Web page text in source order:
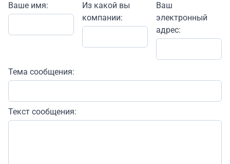
Ваше имя:
Из какой вы
компании:
Ваш
электронный
адрес:
Тема сообщения:
Текст сообщения: